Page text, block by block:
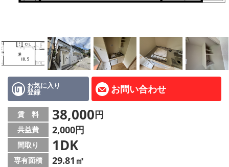
地域から探す
地図から探す
店舗情報·アクセス
会社概要
メールでお問い合わせ
お気に入り
登録 お問い合わせ
賃 料 38,000円
共益費 2,000円
間取り 1DK
専有面積 29.81㎡